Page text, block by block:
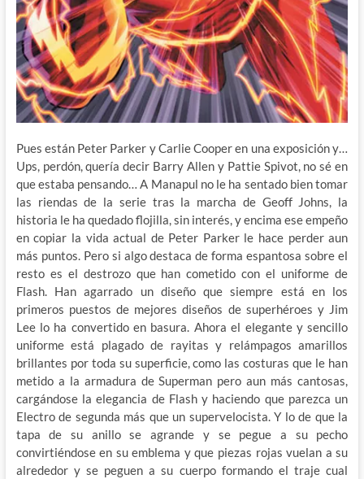
Pues están Peter Parker y Carlie Cooper en una exposición y…
Ups, perdón, quería decir Barry Allen y Pattie Spivot, no sé en
que estaba pensando… A Manapul no le ha sentado bien tomar
las riendas de la serie tras la marcha de Geoff Johns, la
historia le ha quedado flojilla, sin interés, y encima ese empeño
en copiar la vida actual de Peter Parker le hace perder aun
más puntos. Pero si algo destaca de forma espantosa sobre el
resto es el destrozo que han cometido con el uniforme de
Flash. Han agarrado un diseño que siempre está en los
primeros puestos de mejores diseños de superhéroes y Jim
Lee lo ha convertido en basura. Ahora el elegante y sencillo
uniforme está plagado de rayitas y relámpagos amarillos
brillantes por toda su superficie, como las costuras que le han
metido a la armadura de Superman pero aun más cantosas,
cargándose la elegancia de Flash y haciendo que parezca un
Electro de segunda más que un supervelocista. Y lo de que la
tapa de su anillo se agrande y se pegue a su pecho
convirtiéndose en su emblema y que piezas rojas vuelan a su
alrededor y se peguen a su cuerpo formando el traje cual